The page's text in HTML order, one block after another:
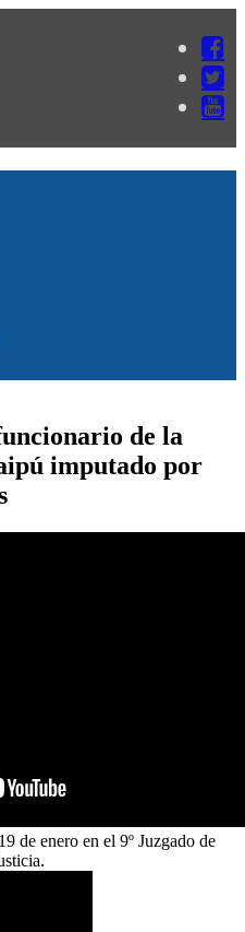
de la
imputado por
de enero en el 9º Juzgado de